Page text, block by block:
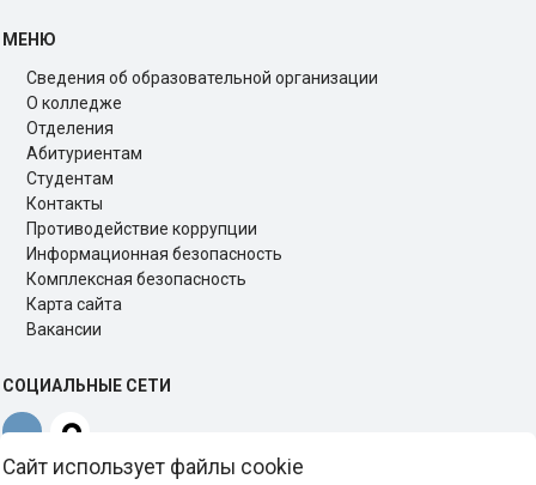
МЕНЮ
Сведения об образовательной организации
О колледже
Отделения
Абитуриентам
Студентам
Контакты
Противодействие коррупции
Информационная безопасность
Комплексная безопасность
Карта сайта
Вакансии
СОЦИАЛЬНЫЕ СЕТИ
Сайт использует файлы cookie